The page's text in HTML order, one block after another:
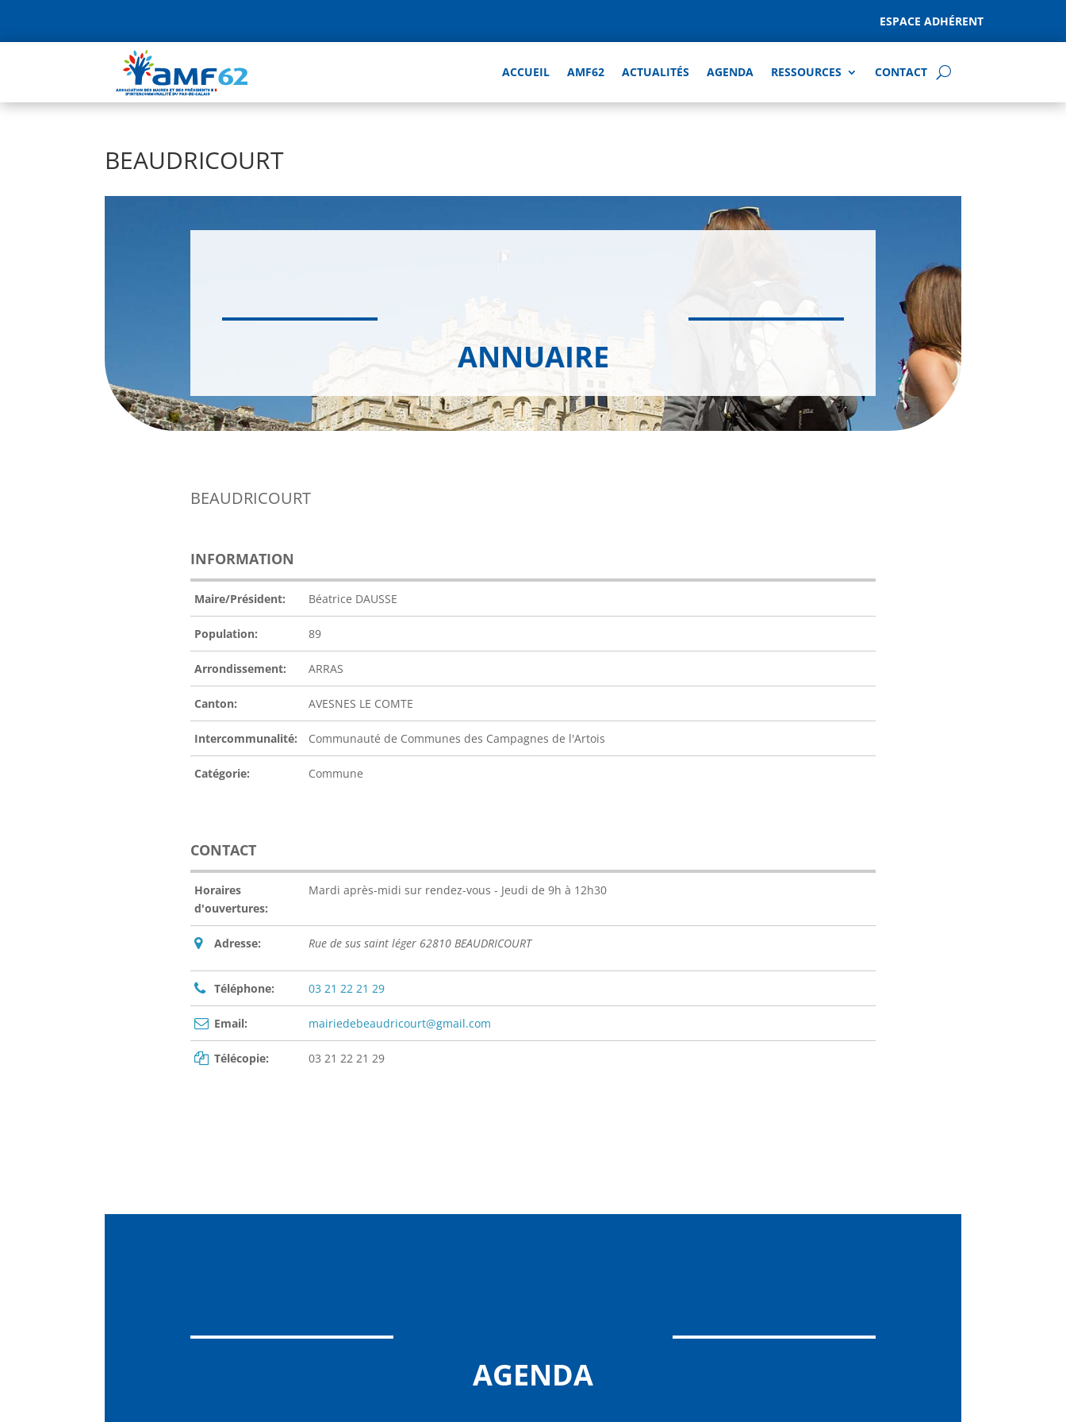
ESPACE ADHÉRENT
ACCUEIL AMF62 ACTUALITÉS AGENDA RESSOURCES CONTACT
BEAUDRICOURT
ANNUAIRE
BEAUDRICOURT
INFORMATION
Maire/Président: Béatrice DAUSSE
Population: 89
Arrondissement: ARRAS
Canton: AVESNES LE COMTE
Intercommunalité: Communauté de Communes des Campagnes de l'Artois
Catégorie: Commune
CONTACT
Horaires
d'ouvertures:
Mardi après-midi sur rendez-vous - Jeudi de 9h à 12h30
Adresse: Rue de sus saint léger 62810 BEAUDRICOURT
Téléphone: 03 21 22 21 29
Email: mairiedebeaudricourt@gmail.com
Télécopie: 03 21 22 21 29
AGENDA